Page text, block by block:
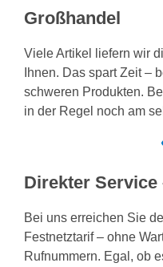
Großhandel
Viele Artikel liefern wir
Ihnen. Das spart Zeit –
schweren Produkten.
in der Regel noch am
Direkter Service
Bei uns erreichen Sie
Festnetztarif – ohne
Rufnummern. Egal, ob